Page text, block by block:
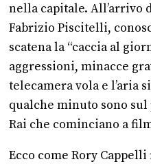
nella capitale. All’arrivo
Fabrizio Piscitelli,
scatena la “caccia al
aggressioni, minacce
telecamera vola e l’aria
qualche minuto sono
Rai che cominciano a
Ecco come Rory